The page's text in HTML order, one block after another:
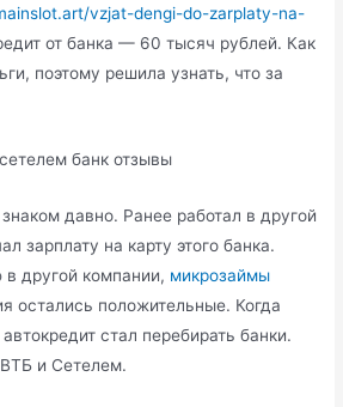
vzjat-dengi-do-zarplaty-na-
от банка — 60 тысяч рублей. Как
поэтому решила узнать, что за
давно. Ранее работал в другой
зарплату на карту этого банка.
другой компании, микрозаймы
остались положительные. Когда
стал перебирать банки.
и Сетелем.